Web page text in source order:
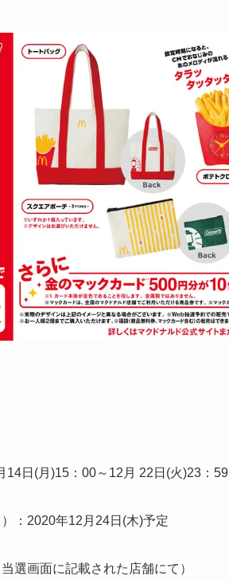
日(月)15：00～12月 22日(火)23：59
：2020年12月24日(木)予定
選画面に記載された店舗にて）